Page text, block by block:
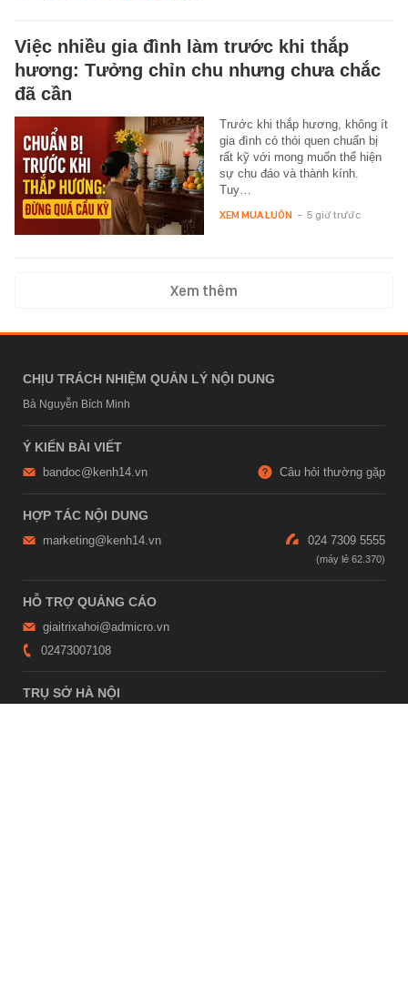
Việc nhiều gia đình làm trước khi thắp
hương: Tưởng chỉn chu nhưng chưa chắc
đã cần
Trước khi thắp hương, không ít
gia đình có thói quen chuẩn bị
rất kỹ với mong muốn thể hiện
sự chu đáo và thành kính.
Tuy…
XEM MUA LUÔN - 5 giờ trước
Xem thêm
CHỊU TRÁCH NHIỆM QUẢN LÝ NỘI DUNG
Bà Nguyễn Bích Minh
Ý KIẾN BÀI VIẾT
bandoc@kenh14.vn Câu hỏi thường gặp
HỢP TÁC NỘI DUNG
marketing@kenh14.vn 024 7309 5555
HỖ TRỢ QUẢNG CÁO
giaitrixahoi@admicro.vn
02473007108
TRỤ SỞ HÀ NỘI